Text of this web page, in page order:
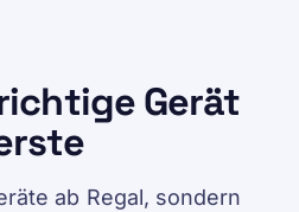
Gerät
ab Regal, sondern